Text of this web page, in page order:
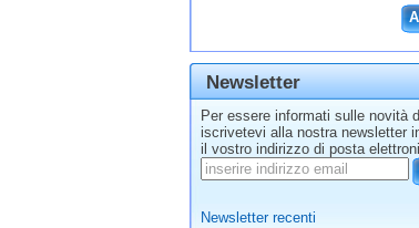
Newsletter
Per essere informati sulle novità
iscrivetevi alla nostra newsletter
il vostro indirizzo di posta
Newsletter recenti